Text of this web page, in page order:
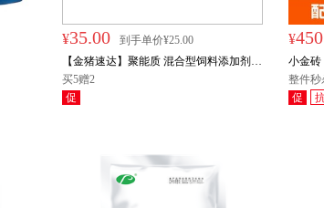
¥35.00
到手单价¥25.00
【金猪速达】聚能质 混合型饲料添加剂
DL-蛋氨酸+甘氨酸(II型) 500g/袋
买5赠2
促
¥
小金砖
公斤装
整件秒
促
买5赠1